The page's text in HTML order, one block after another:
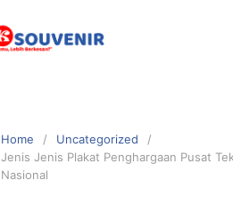
Home
Uncategorized
Jenis Jenis Plakat Penghargaan Pusat
Nasional